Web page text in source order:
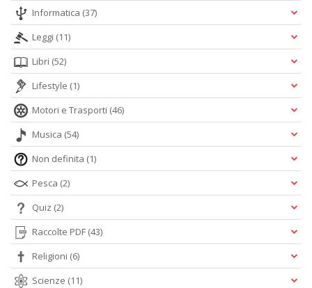
Informatica (37)
Leggi (11)
Libri (52)
Lifestyle (1)
Motori e Trasporti (46)
Musica (54)
Non definita (1)
Pesca (2)
Quiz (2)
Raccolte PDF (43)
Religioni (6)
Scienze (11)